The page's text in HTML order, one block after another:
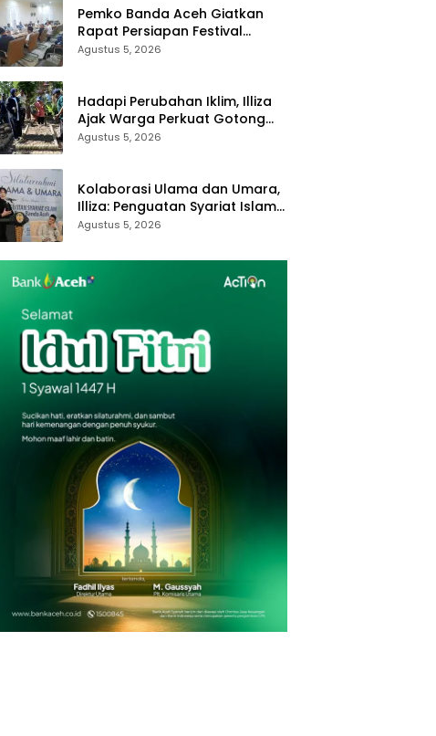
Pemko Banda Aceh Giatkan
Rapat Persiapan Festival
Kemerdekaan di Pasar Atjeh
Agustus 5, 2026
Hadapi Perubahan Iklim, Illiza
Ajak Warga Perkuat Gotong
Royong dan Kampung Proklim
Agustus 5, 2026
Kolaborasi Ulama dan Umara,
Illiza: Penguatan Syariat Islam
Tanggung Jawab Bersama
Agustus 5, 2026